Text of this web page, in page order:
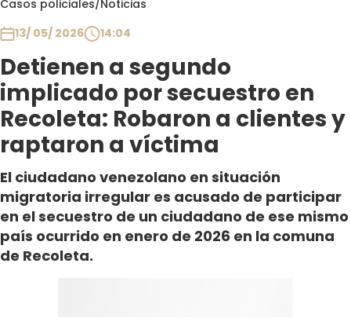
Casos policiales/Noticias
13/ 05/ 2026
14:04
Detienen a segundo
implicado por secuestro en
Recoleta: Robaron a clientes y
raptaron a víctima
El ciudadano venezolano en situación
migratoria irregular es acusado de participar
en el secuestro de un ciudadano de ese mismo
país ocurrido en enero de 2026 en la comuna
de Recoleta.
Club De La Comedia
Contigo en Directo
Plan Perfecto
El Tiempo
Sabingo
Todos Los Programas